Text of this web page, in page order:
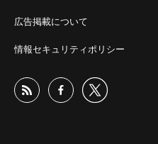
広告掲載について
情報セキュリティポリシー